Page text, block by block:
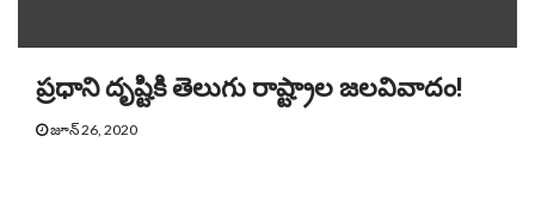
ప్రధాని దృష్టికి తెలుగు రాష్ట్రాల జలవివాదం!
జూన్ 26, 2020